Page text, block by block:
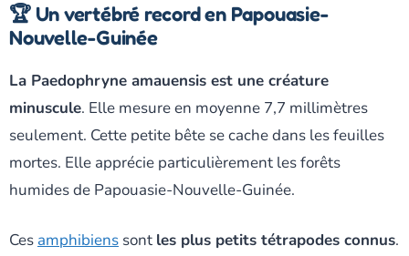
🏆 Un vertébré record en Papouasie-
Nouvelle-Guinée
La Paedophryne amauensis est une créature
minuscule. Elle mesure en moyenne 7,7 millimètres
seulement. Cette petite bête se cache dans les feuilles
mortes. Elle apprécie particulièrement les forêts
humides de Papouasie-Nouvelle-Guinée.
Ces amphibiens sont les plus petits tétrapodes connus.